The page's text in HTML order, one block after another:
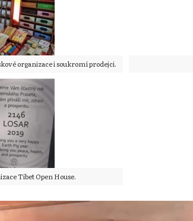
organizace i soukromí prodejci.
Tibet Open House.